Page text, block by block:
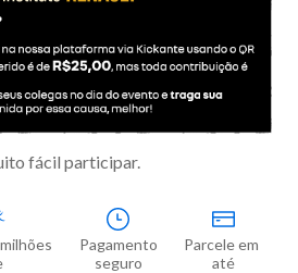
fácil participar.
Pagamento
seguro
Parcele em
até